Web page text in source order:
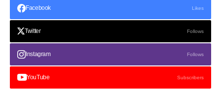
Facebook Likes
Twitter Follows
Instagram Follows
YouTube Subscribers